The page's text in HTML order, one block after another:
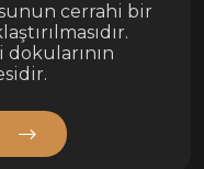
cerrahi bir